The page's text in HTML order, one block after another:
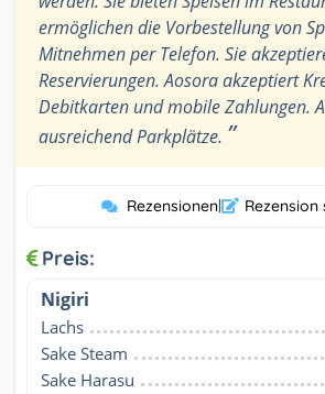
ermöglichen die Vorbestellung von
Mitnehmen per Telefon. Sie
Reservierungen. Aosora akzeptiert
Debitkarten und mobile Zahlungen.
ausreichend Parkplätze. ”
Rezensionen| Rezension
Preis:
Nigiri
Lachs
Sake Steam
Sake Harasu